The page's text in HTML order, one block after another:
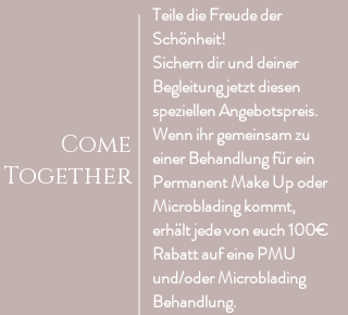
Come
Together
Teile die Freude der
Schönheit!
Sichern dir und deiner
Begleitung jetzt diesen
speziellen Angebotspreis.
Wenn ihr gemeinsam zu
einer Behandlung für ein
Permanent Make Up oder
Microblading kommt,
erhält jede von euch 100€
Rabatt auf eine PMU
und/oder Microblading
Behandlung.